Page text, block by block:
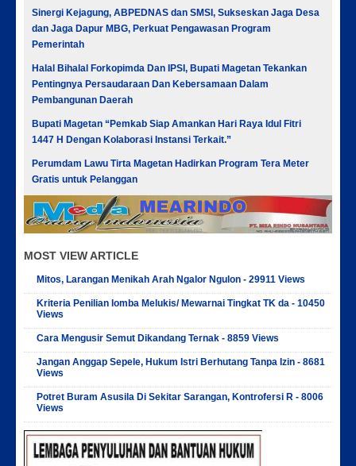
Sinergi Kejagung, ABPEDNAS dan SMSI, Sukseskan Jaga Desa
dan Jaga Dapur MBG, Perkuat Pengawasan Program
Pemerintah
Halal Bihalal Forkopimda Dan IPSI, Bupati Magetan Tekankan
Pentingnya Persaudaraan Dan Kebersamaan Dalam
Pembangunan Daerah
Bupati Magetan “Pemkab Siap Amankan Hari Raya Idul Fitri
1447 H Dengan Kolaborasi Instansi Terkait.”
Perumdam Lawu Tirta Magetan Hadirkan Program Tera Meter
Gratis untuk Pelanggan
MOST VIEW ARTICLE
Mitos, Larangan Menikah Arah Ngalor Ngulon - 29911 Views
Kriteria Penilian lomba Melukis/ Mewarnai Tingkat TK da - 10450
Views
Cara Mengusir Semut Dikandang Ternak - 8859 Views
Jangan Anggap Sepele, Hukum Istri Berhutang Tanpa Izin - 8681
Views
Potret Buram Asusila Di Sekitar Sarangan, Kontrofersi R - 8006
Views